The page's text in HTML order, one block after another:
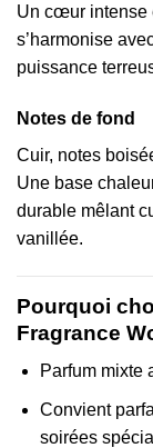
Un cœur intense
s’harmonise
puissance
Notes de fond
Cuir, notes
Une base
durable mêlant
vanillée.
Pourquoi
Fragrance
Parfum mixte
Convient
soirées